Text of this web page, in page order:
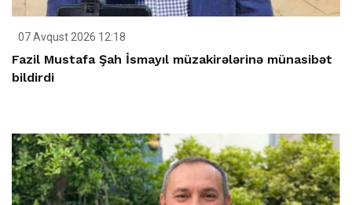
07 Avqust 2026 12:18
Fazil Mustafa Şah İsmayıl müzakirələrinə münasibət
bildirdi